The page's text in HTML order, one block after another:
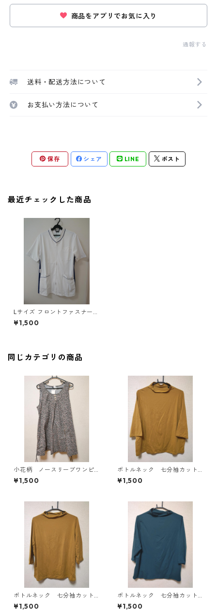
商品をアプリでお気に入り
通報する
送料・配送方法について
お支払い方法について
保存 シェア LINE ポスト
最近チェックした商品
Lサイズ フロントファスナー
サイド配色 スクラブ ホワイト
×ブルー ◆KIY-1073◆
¥1,500
同じカテゴリの商品
小花柄 ノースリーブワンピ
ース ４Ｌ ブラック KAE-
4819
¥1,500
ボトルネック 七分袖カット
ソー ４Ｌ マスタード KA
E-4818
¥1,500
ボトルネック 七分袖カット
ソー ４Ｌ マスタード KA
E-4816
¥1,500
ボトルネック 七分袖カット
ソー ４Ｌ ティールグリー
ン KAE-4815
¥1,500